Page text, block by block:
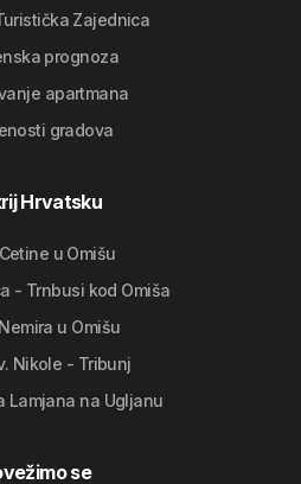
Zajednica
prognoza
apartmana
gradova
Hrvatsku
u Omišu
- Trnbusi kod Omiša
u Omišu
Nikole - Tribunj
Lamjana na Ugljanu
se